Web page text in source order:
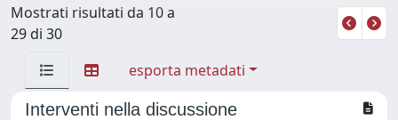
Mostrati risultati da 10 a
29 di 30
esporta metadati
Interventi nella discussione